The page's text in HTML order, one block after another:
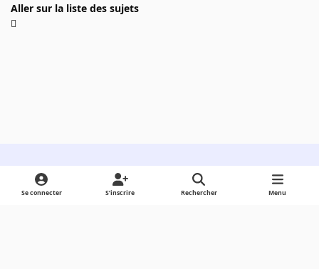
Aller sur la liste des sujets
Light ModeDark ModeSystem Preference
Se connecter S’inscrire Rechercher Menu